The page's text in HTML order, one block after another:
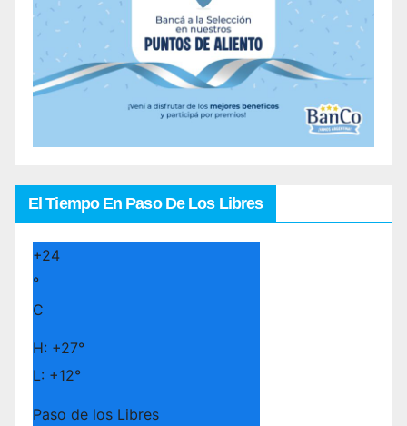
El Tiempo En Paso De Los Libres
+24
°
C
H: +27°
L: +12°
Paso de los Libres